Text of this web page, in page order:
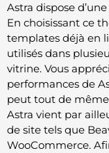
Astra dispose
En choisissant ce
templates déjà en
utilisés dans
vitrine. Vous
performances de
peut tout de
Astra vient par
de site tels que
WooCommerce.